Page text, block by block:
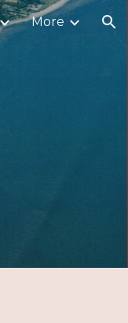
More